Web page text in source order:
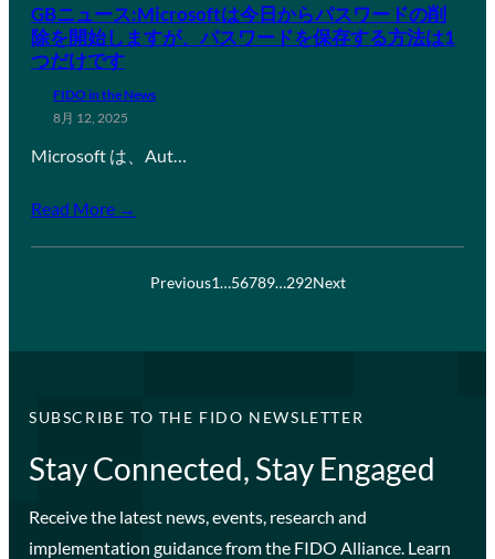
GBニュース:Microsoftは今日からパスワードの削
除を開始しますが、パスワードを保存する方法は1
つだけです
FIDO in the News
8月 12, 2025
Microsoft は、Aut…
Read More →
Previous1…56789…292Next
SUBSCRIBE TO THE FIDO NEWSLETTER
Stay Connected, Stay Engaged
Receive the latest news, events, research and
implementation guidance from the FIDO Alliance. Learn